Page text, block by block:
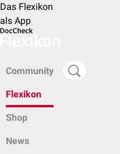
Das Flexikon
als App
Community
Flexikon
Shop
News